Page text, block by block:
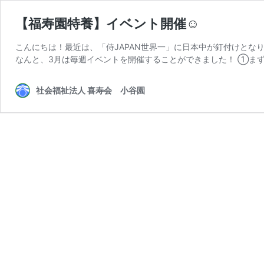
【福寿園特養】イベント開催☺
こんにちは！最近は、「侍JAPAN世界一」に日本中が釘付けと
なんと、3月は毎週イベントを開催することができました！ ①ま
社会福祉法人 喜寿会 小谷園